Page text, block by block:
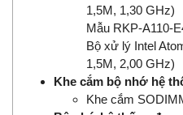
1,5M, 1,30 GHz)
Mẫu RKP-A110-
Bộ xử lý Intel
1,5M, 2,00 GHz)
Khe cắm bộ nhớ hệ
Khe cắm